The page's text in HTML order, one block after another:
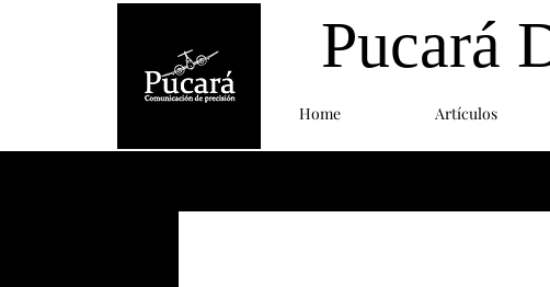
Home Artículos
Pucará